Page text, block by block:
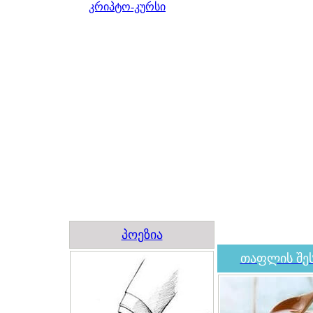
კრიპტო-კურსი
პოეზია
თაფლის